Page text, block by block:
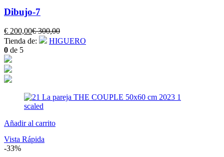
Dibujo-7
€ 200,00El
precio
€300,00El
precio
Tienda de:
HIGUERO
0 de 5
Añadir al carrito
Vista Rápida
-33%